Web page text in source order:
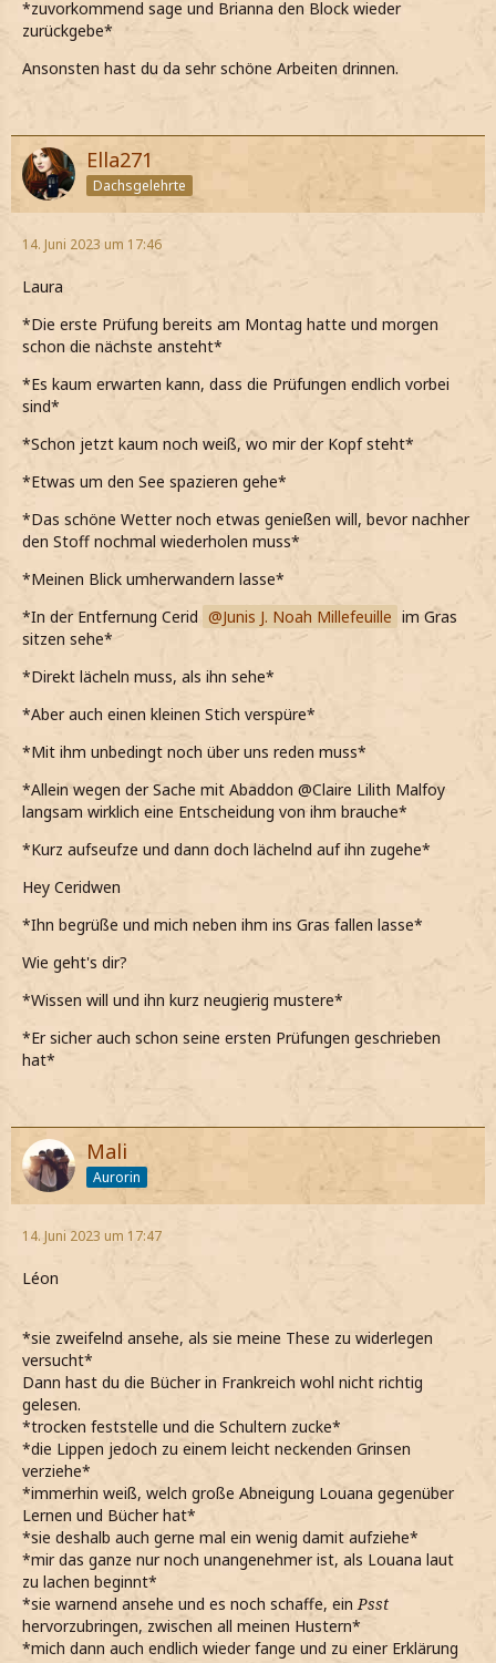
und ihn neugierig beobachte*
*zuvorkommend sage und Brianna den Block wieder
zurückgebe*
Ansonsten hast du da sehr schöne Arbeiten drinnen.
Ella271
Dachsgelehrte
14. Juni 2023 um 17:46
Laura
*Die erste Prüfung bereits am Montag hatte und morgen
schon die nächste ansteht*
*Es kaum erwarten kann, dass die Prüfungen endlich vorbei
sind*
*Schon jetzt kaum noch weiß, wo mir der Kopf steht*
*Etwas um den See spazieren gehe*
*Das schöne Wetter noch etwas genießen will, bevor nachher
den Stoff nochmal wiederholen muss*
*Meinen Blick umherwandern lasse*
*In der Entfernung Cerid
Junis J. Noah Millefeuille im Gras
sitzen sehe*
*Direkt lächeln muss, als ihn sehe*
*Aber auch einen kleinen Stich verspüre*
*Mit ihm unbedingt noch über uns reden muss*
*Allein wegen der Sache mit Abaddon @Claire Lilith Malfoy
langsam wirklich eine Entscheidung von ihm brauche*
*Kurz aufseufze und dann doch lächelnd auf ihn zugehe*
Hey Ceridwen
*Ihn begrüße und mich neben ihm ins Gras fallen lasse*
Wie geht's dir?
*Wissen will und ihn kurz neugierig mustere*
*Er sicher auch schon seine ersten Prüfungen geschrieben
hat*
Mali
Aurorin
14. Juni 2023 um 17:47
Léon
*sie zweifelnd ansehe, als sie meine These zu widerlegen
versucht*
Dann hast du die Bücher in Frankreich wohl nicht richtig
gelesen.
*trocken feststelle und die Schultern zucke*
*die Lippen jedoch zu einem leicht neckenden Grinsen
verziehe*
*immerhin weiß, welch große Abneigung Louana gegenüber
Lernen und Bücher hat*
*sie deshalb auch gerne mal ein wenig damit aufziehe*
*mir das ganze nur noch unangenehmer ist, als Louana laut
zu lachen beginnt*
*sie warnend ansehe und es noch schaffe, einPsst
hervorzubringen, zwischen all meinen Hustern*
*mich dann auch endlich wieder fange und zu einer Erklärung